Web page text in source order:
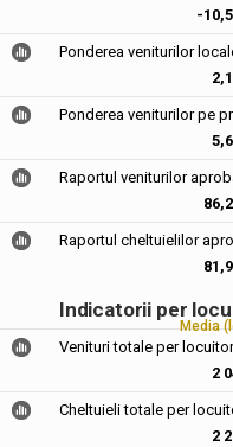
-
Ponderea veniturilor
Ponderea veniturilor pe
Raportul veniturilor
Raportul cheltuielilor
Indicatorii per
Media
Venituri totale per locuitor
2
Cheltuieli totale per
2